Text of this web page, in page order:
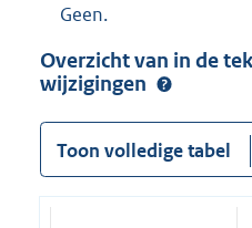
Geen.
Overzicht van in de
wijzigingen
Toon volledige tabel